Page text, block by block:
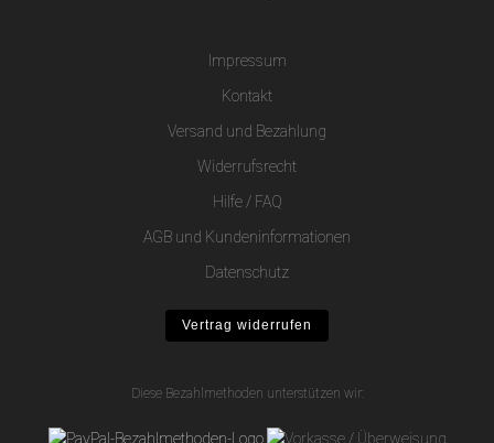
Impressum
Kontakt
Versand und Bezahlung
Widerrufsrecht
Hilfe / FAQ
AGB und Kundeninformationen
Datenschutz
Vertrag widerrufen
Diese Bezahlmethoden unterstützen wir: